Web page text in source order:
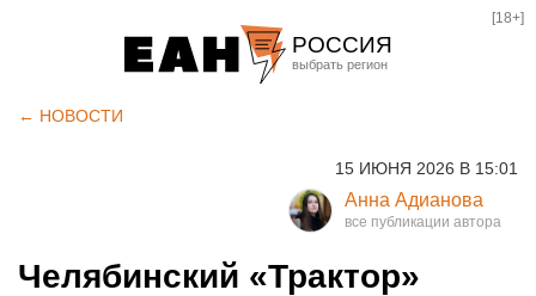
РОССИЯ
Курган
Оренбург
[18+]
← НОВОСТИ
15 ИЮНЯ 2026 В 15:01
Анна Адианова
Челябинский «Трактор»